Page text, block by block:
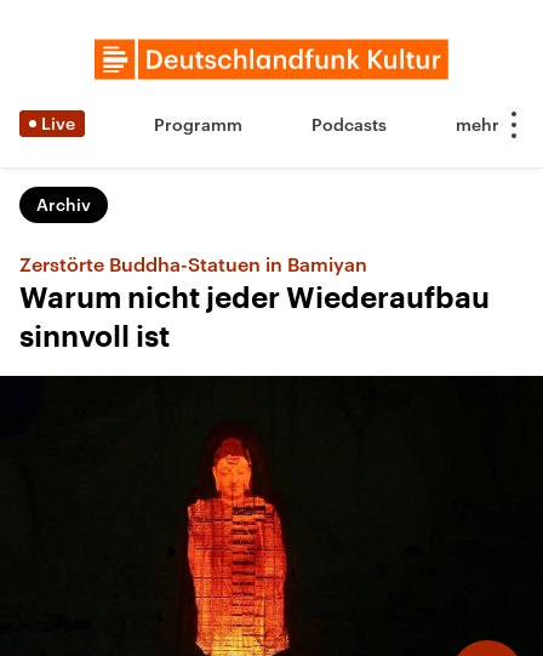
Live Programm Podcasts
Archiv
Zerstörte Buddha-Statuen in Bamiyan
Warum nicht jeder Wiederaufbau
sinnvoll ist